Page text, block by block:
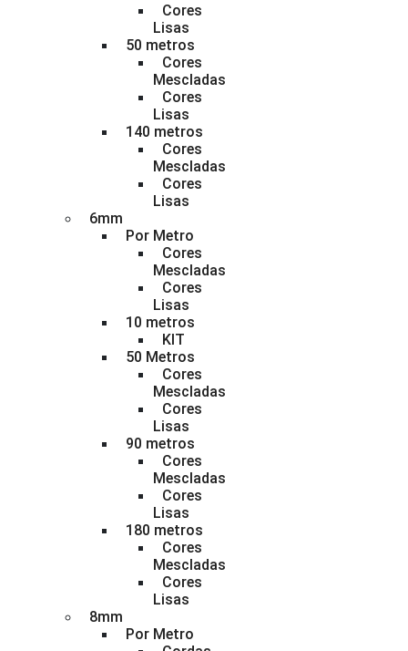
Cores
Lisas
50 metros
Cores
Mescladas
Cores
Lisas
140 metros
Cores
Mescladas
Cores
Lisas
6mm
Por Metro
Cores
Mescladas
Cores
Lisas
10 metros
KIT
50 Metros
Cores
Mescladas
Cores
Lisas
90 metros
Cores
Mescladas
Cores
Lisas
180 metros
Cores
Mescladas
Cores
Lisas
8mm
Por Metro